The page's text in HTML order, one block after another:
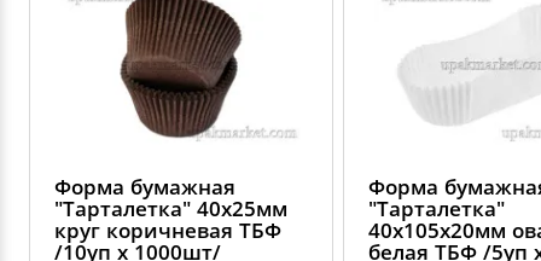
Форма бумажная
"Тарталетка" 40х25мм
круг коричневая ТБФ
/10уп х 1000шт/
Форма
"Тарталетка"
40х105х20мм
белая ТБФ /5уп